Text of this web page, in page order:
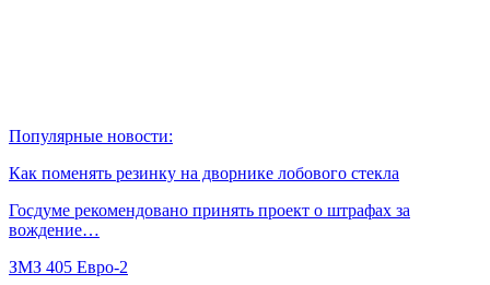
Популярные новости:
Как поменять резинку на дворнике лобового стекла
Госдуме рекомендовано принять проект о штрафах за
вождение…
ЗМЗ 405 Евро-2